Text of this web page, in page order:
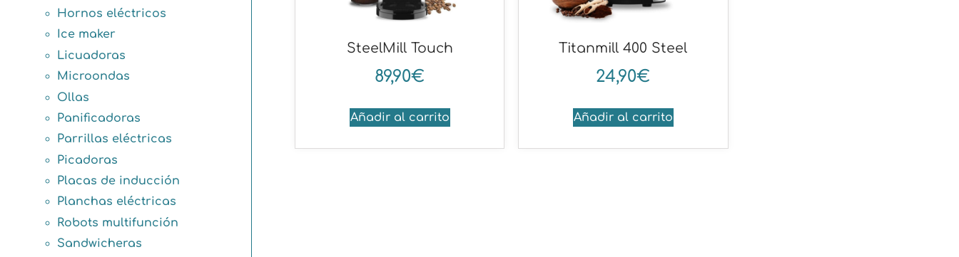
Hornos eléctricos
Ice maker
Licuadoras
Microondas
Ollas
Panificadoras
Parrillas eléctricas
Picadoras
Placas de inducción
Planchas eléctricas
Robots multifunción
Sandwicheras
SteelMill Touch
89,90€
Añadir al carrito
Titanmill 400 Steel
24,90€
Añadir al carrito